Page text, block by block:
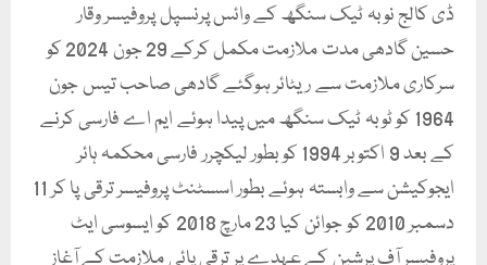
ڈی کالج نوبہ ٹیک سنگھ کے وائس پرنسپل پروفیسر وقار
حسین گادھی مدت ملازمت مکمل کرکے 29 جون 2024 کو
سرکاری ملازمت سے ریٹائر ہوگئے گادھی صاحب تیس جون
1964 کو ٹوبہ ٹیک سنگھ میں پیدا ہوئے ایم اے فارسی کرنے
کے بعد 9 اکتوبر 1994 کو بطور لیکچرر فارسی محکمہ ہائر
ایجوکیشن سے وابستہ ہوئے بطور اسسٹنٹ پروفیسر ترقی پا کر 11
دسمبر 2010 کو جوائن کیا 23 مارچ 2018 کو ایسوسی ایٹ